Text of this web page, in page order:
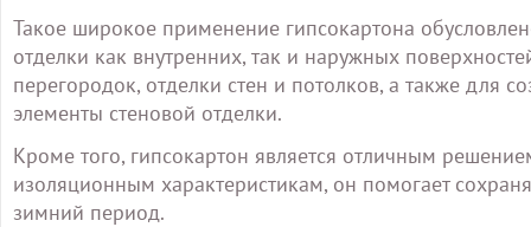
Такое широкое применение гипсокартона
отделки как внутренних, так и наружных
перегородок, отделки стен и потолков, а также для
элементы стеновой отделки.
Кроме того, гипсокартон является отличным
изоляционным характеристикам, он помогает
зимний период.